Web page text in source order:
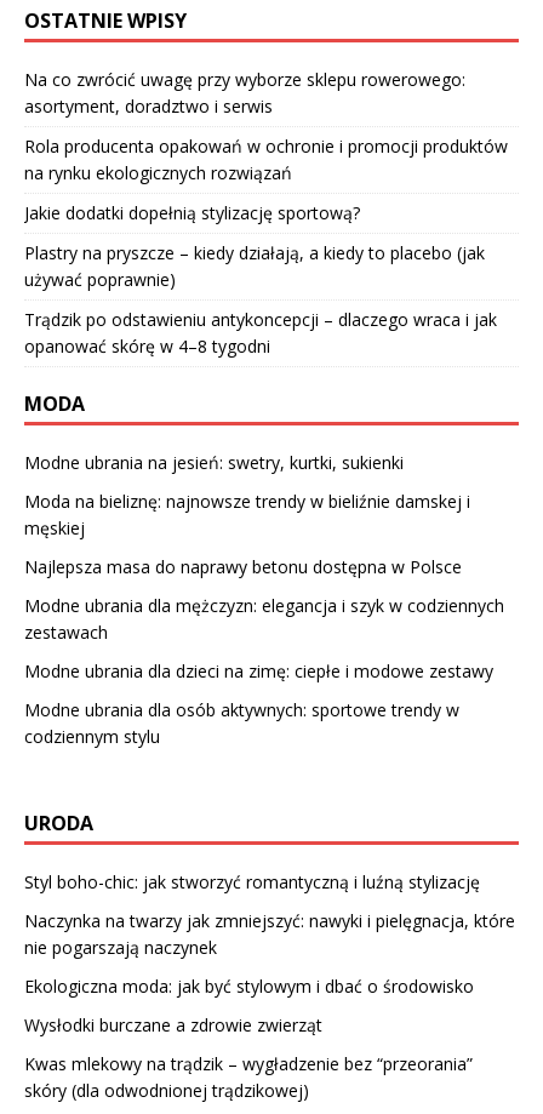
OSTATNIE WPISY
Na co zwrócić uwagę przy wyborze sklepu rowerowego:
asortyment, doradztwo i serwis
Rola producenta opakowań w ochronie i promocji produktów
na rynku ekologicznych rozwiązań
Jakie dodatki dopełnią stylizację sportową?
Plastry na pryszcze – kiedy działają, a kiedy to placebo (jak
używać poprawnie)
Trądzik po odstawieniu antykoncepcji – dlaczego wraca i jak
opanować skórę w 4–8 tygodni
MODA
Modne ubrania na jesień: swetry, kurtki, sukienki
Moda na bieliznę: najnowsze trendy w bieliźnie damskej i
męskiej
Najlepsza masa do naprawy betonu dostępna w Polsce
Modne ubrania dla mężczyzn: elegancja i szyk w codziennych
zestawach
Modne ubrania dla dzieci na zimę: ciepłe i modowe zestawy
Modne ubrania dla osób aktywnych: sportowe trendy w
codziennym stylu
URODA
Styl boho-chic: jak stworzyć romantyczną i luźną stylizację
Naczynka na twarzy jak zmniejszyć: nawyki i pielęgnacja, które
nie pogarszają naczynek
Ekologiczna moda: jak być stylowym i dbać o środowisko
Wysłodki burczane a zdrowie zwierząt
Kwas mlekowy na trądzik – wygładzenie bez “przeorania”
skóry (dla odwodnionej trądzikowej)